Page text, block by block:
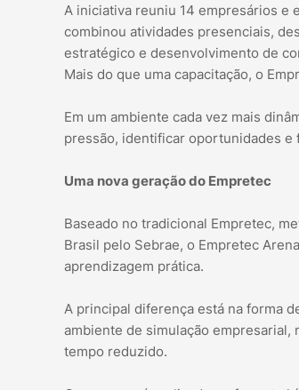
A iniciativa reuniu 14 empresários e
combinou atividades presenciais,
estratégico e desenvolvimento de
Mais do que uma capacitação, o
Em um ambiente cada vez mais
pressão, identificar oportunidades e
Uma nova geração do Empretec
Baseado no tradicional Empretec,
Brasil pelo Sebrae, o Empretec
aprendizagem prática.
A principal diferença está na forma
ambiente de simulação
tempo reduzido.